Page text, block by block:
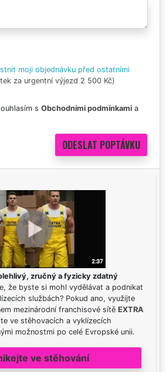
moji objednávku před ostatními
za urgentní výjezd 2 500 Kč)
s Obchodními podmínkami a
zručný a fyzicky zdatný
že byste si mohl vydělávat a podnikat
službách? Pokud ano, využijte
mezinárodní franchisové sítě EXTRA
ve stěhovacích a vyklízecích
možnostmi po celé Evropské unii.
ve stěhování